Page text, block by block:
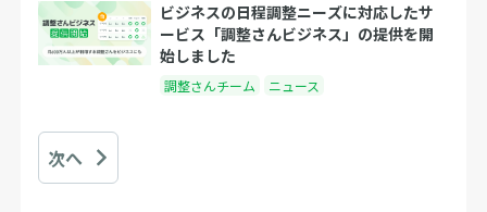
ビジネスの日程調整ニーズに対応したサ
ービス「調整さんビジネス」の提供を開
始しました
調整さんチーム ニュース
次へ